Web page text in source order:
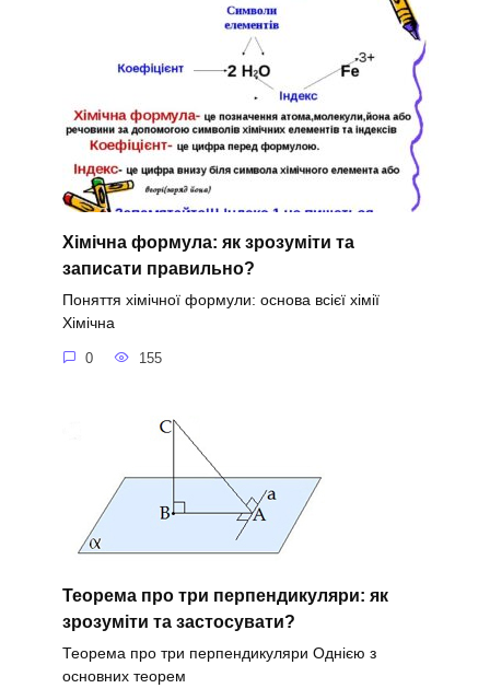
Хімічна формула: як зрозуміти та
записати правильно?
Поняття хімічної формули: основа всієї хімії
Хімічна
0 155
Теорема про три перпендикуляри: як
зрозуміти та застосувати?
Теорема про три перпендикуляри Однією з
основних теорем